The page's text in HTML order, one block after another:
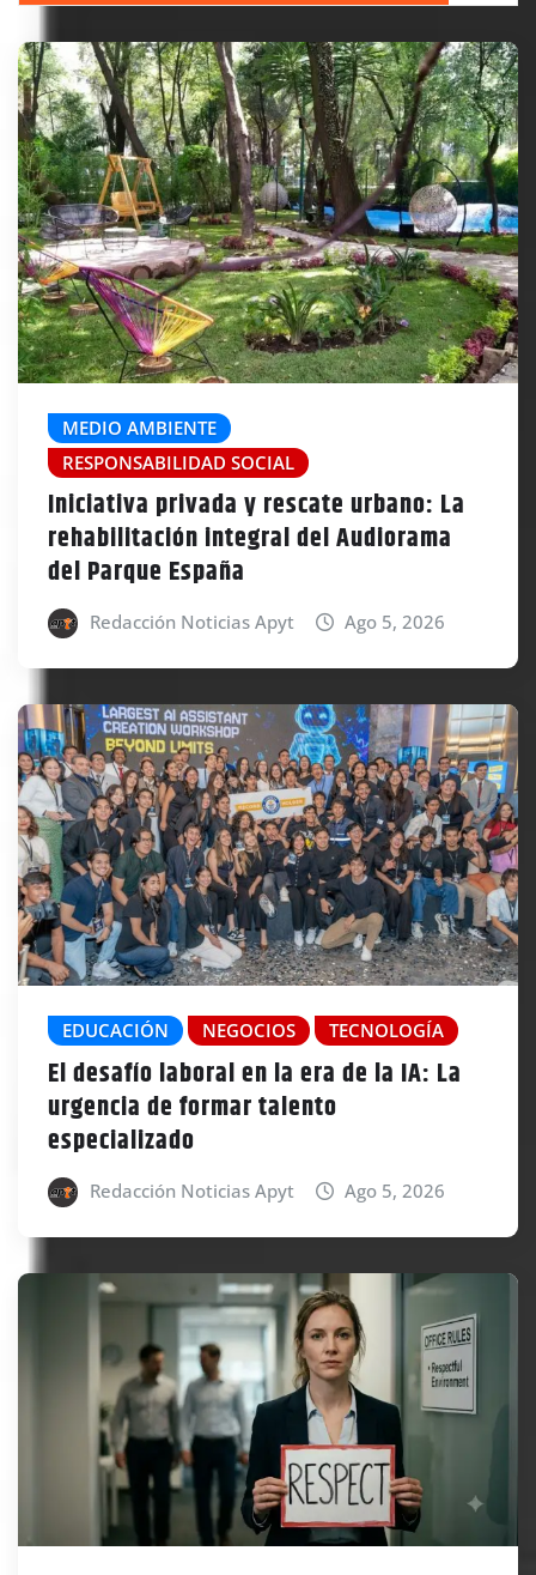
MEDIO AMBIENTE
RESPONSABILIDAD SOCIAL
Iniciativa privada y rescate urbano: La
rehabilitación integral del Audiorama
del Parque España
Redacción Noticias Apyt Ago 5, 2026
EDUCACIÓN NEGOCIOS TECNOLOGÍA
El desafío laboral en la era de la IA: La
urgencia de formar talento
especializado
Redacción Noticias Apyt Ago 5, 2026